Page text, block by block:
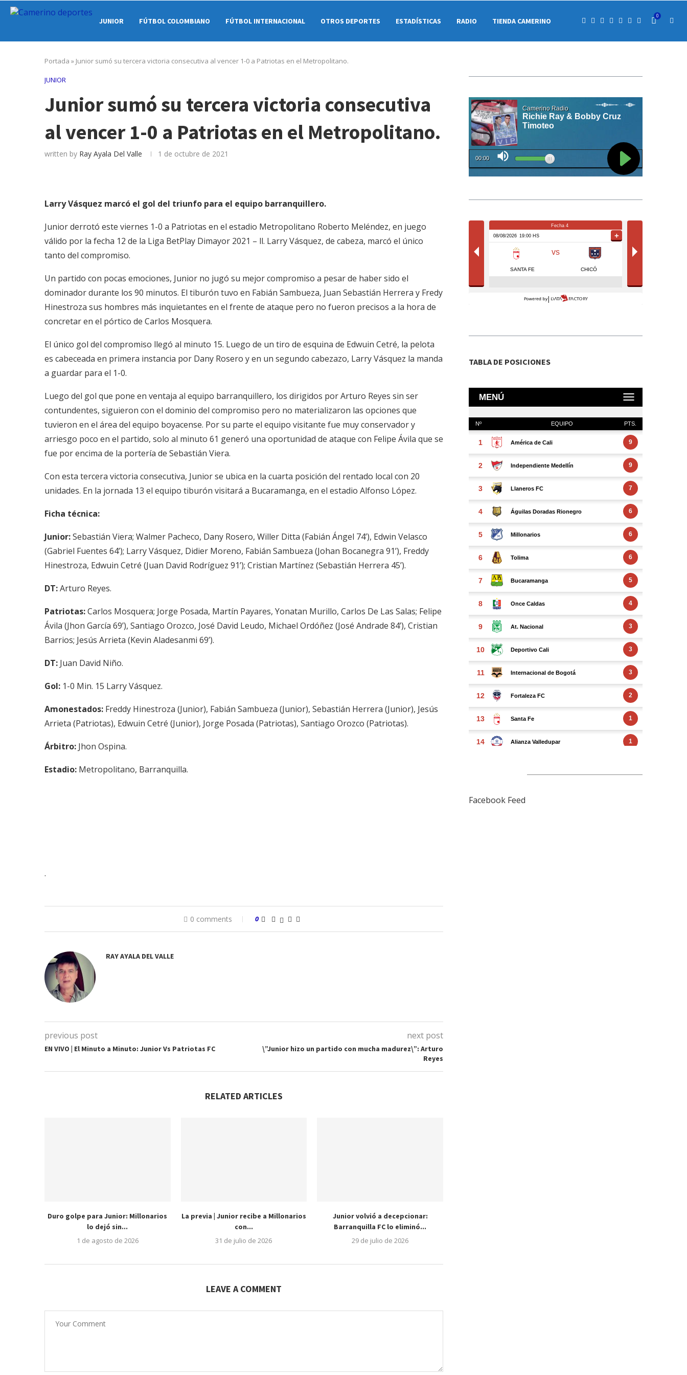
JUNIOR FÚTBOL COLOMBIANO FÚTBOL INTERNACIONAL OTROS DEPORTES ESTADÍSTICAS RADIO TIENDA CAMERINO
0
Portada » Junior sumó su tercera victoria consecutiva al vencer 1-0 a Patriotas en el Metropolitano.
JUNIOR
Junior sumó su tercera victoria consecutiva
al vencer 1-0 a Patriotas en el Metropolitano.
written by Ray Ayala Del Valle 1 de octubre de 2021
Larry Vásquez marcó el gol del triunfo para el equipo barranquillero.
Junior derrotó este viernes 1-0 a Patriotas en el estadio Metropolitano Roberto Meléndez, en juego
válido por la fecha 12 de la Liga BetPlay Dimayor 2021 – ll. Larry Vásquez, de cabeza, marcó el único
tanto del compromiso.
Un partido con pocas emociones, Junior no jugó su mejor compromiso a pesar de haber sido el
dominador durante los 90 minutos. El tiburón tuvo en Fabián Sambueza, Juan Sebastián Herrera y Fredy
Hinestroza sus hombres más inquietantes en el frente de ataque pero no fueron precisos a la hora de
concretar en el pórtico de Carlos Mosquera.
El único gol del compromiso llegó al minuto 15. Luego de un tiro de esquina de Edwuin Cetré, la pelota
es cabeceada en primera instancia por Dany Rosero y en un segundo cabezazo, Larry Vásquez la manda
a guardar para el 1-0.
Luego del gol que pone en ventaja al equipo barranquillero, los dirigidos por Arturo Reyes sin ser
contundentes, siguieron con el dominio del compromiso pero no materializaron las opciones que
tuvieron en el área del equipo boyacense. Por su parte el equipo visitante fue muy conservador y
arriesgo poco en el partido, solo al minuto 61 generó una oportunidad de ataque con Felipe Ávila que se
fue por encima de la portería de Sebastián Viera.
Con esta tercera victoria consecutiva, Junior se ubica en la cuarta posición del rentado local con 20
unidades. En la jornada 13 el equipo tiburón visitará a Bucaramanga, en el estadio Alfonso López.
Ficha técnica:
Junior:Sebastián Viera; Walmer Pacheco, Dany Rosero, Willer Ditta (Fabián Ángel 74’), Edwin Velasco
(Gabriel Fuentes 64’); Larry Vásquez, Didier Moreno, Fabián Sambueza (Johan Bocanegra 91’), Freddy
Hinestroza, Edwuin Cetré (Juan David Rodríguez 91’); Cristian Martínez (Sebastián Herrera 45’).
DT:Arturo Reyes.
Patriotas:Carlos Mosquera; Jorge Posada, Martín Payares, Yonatan Murillo, Carlos De Las Salas; Felipe
Ávila (Jhon García 69’), Santiago Orozco, José David Leudo, Michael Ordóñez (José Andrade 84’), Cristian
Barrios; Jesús Arrieta (Kevin Aladesanmi 69’).
DT: Juan David Niño.
Gol: 1-0 Min. 15 Larry Vásquez.
Amonestados: Freddy Hinestroza (Junior), Fabián Sambueza (Junior), Sebastián Herrera (Junior), Jesús
Arrieta (Patriotas), Edwuin Cetré (Junior), Jorge Posada (Patriotas), Santiago Orozco (Patriotas).
Árbitro: Jhon Ospina.
Estadio: Metropolitano, Barranquilla.
.
0 comments 0
RAY AYALA DEL VALLE
previous post
EN VIVO | El Minuto a Minuto: Junior Vs Patriotas FC
next post
\”Junior hizo un partido con mucha madurez\”: Arturo
Reyes
RELATED ARTICLES
Duro golpe para Junior: Millonarios
lo dejó sin...
1 de agosto de 2026
La previa | Junior recibe a Millonarios
con...
31 de julio de 2026
Junior volvió a decepcionar:
Barranquilla FC lo eliminó...
29 de julio de 2026
LEAVE A COMMENT
TABLA DE POSICIONES
Facebook Feed